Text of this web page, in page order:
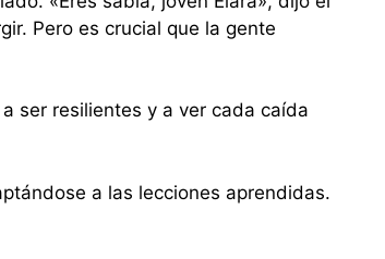
Pero es crucial que la gente
ser resilientes y a ver cada caída
a las lecciones aprendidas.